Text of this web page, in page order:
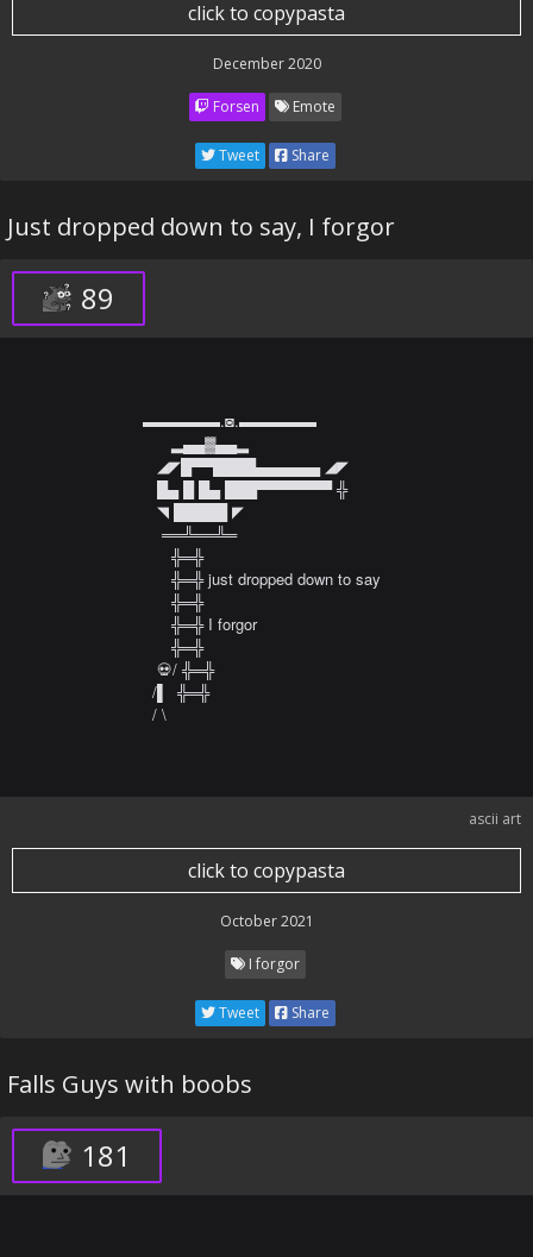
click to copypasta
December 2020
Forsen Emote
Tweet Share
Just dropped down to say, I forgor
89
▬▬▬▬▬.◙.▬▬▬▬▬
      ▂▄▄▓▄▄▂
   ◢◤█▀▀████▄▄▄▄▄▄ ◢◤
   █▄ █ █▄ ███▀▀▀▀▀▀▀ ╬
   ◥ █████ ◤
    ══╩══╩═
      ╬═╬
      ╬═╬ just dropped down to say
      ╬═╬
      ╬═╬ I forgor
      ╬═╬
   💀/ ╬═╬
  /▌  ╬═╬
  / \
ascii art
click to copypasta
October 2021
I forgor
Tweet Share
Falls Guys with boobs
181